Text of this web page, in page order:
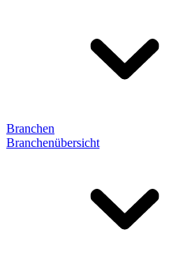
Branchen
Branchenübersicht